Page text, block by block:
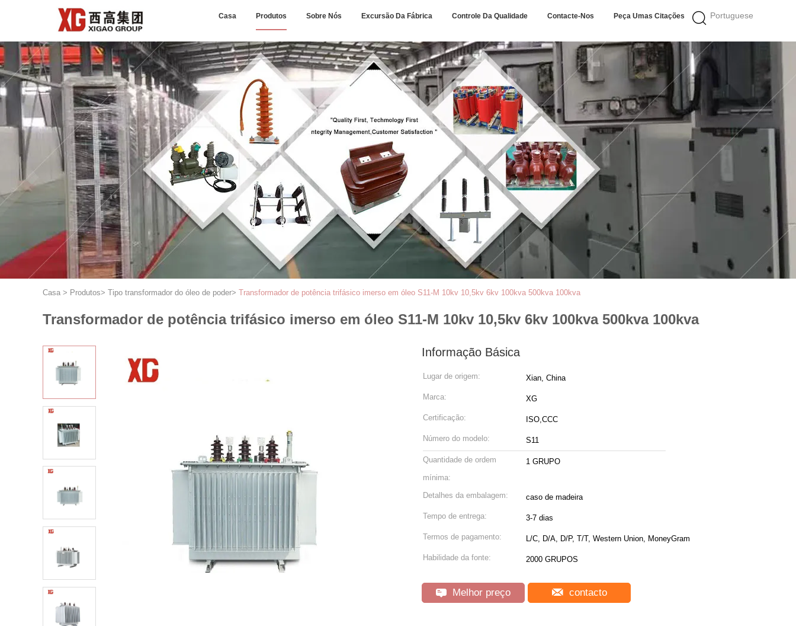
Portuguese
Casa Produtos Sobre Nós Excursão Da Fábrica Controle Da Qualidade Contacte-Nos Peça Umas Citações
Casa > Produtos> Tipo transformador do óleo de poder> Transformador de potência trifásico imerso em óleo S11-M 10kv 10,5kv 6kv 100kva 500kva 100kva
Transformador de potência trifásico imerso em óleo S11-M 10kv 10,5kv 6kv 100kva 500kva 100kva
Informação Básica
Lugar de origem: Xian, China
Marca: XG
Certificação: ISO,CCC
Número do modelo: S11
Quantidade de ordem
mínima:
1 GRUPO
Detalhes da embalagem: caso de madeira
Tempo de entrega: 3-7 dias
Termos de pagamento: L/C, D/A, D/P, T/T, Western Union, MoneyGram
Habilidade da fonte: 2000 GRUPOS
Melhor preço contacto